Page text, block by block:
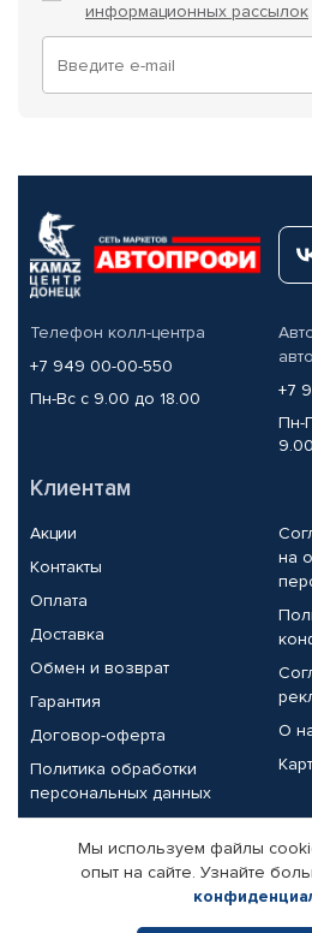
информационных рассылок
Телефон колл-центра
+7 949 00-00-550
Пн-Вс с 9.00 до 18.00
+7
Пн-
Клиентам
Акции
Контакты
Оплата
Доставка
Обмен и возврат
Гарантия
Договор-оферта
Политика обработки
персональных данных
на
О
Партнерам
Корпоративным клиентам
Поставщикам
Мы используем файлы
опыт на сайте. Узнайте